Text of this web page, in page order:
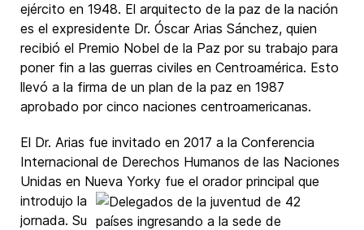
ejército en 1948. El arquitecto de la paz de la nación
es el expresidente Dr. Óscar Arias Sánchez, quien
recibió el Premio Nobel de la Paz por su trabajo para
poner fin a las guerras civiles en Centroamérica. Esto
llevó a la firma de un plan de la paz en 1987
aprobado por cinco naciones centroamericanas.
El Dr. Arias fue invitado en 2017 a la Conferencia
Internacional de Derechos Humanos de las Naciones
Unidas en Nueva Yorky fue el orador principal que
introdujo la
jornada. Su